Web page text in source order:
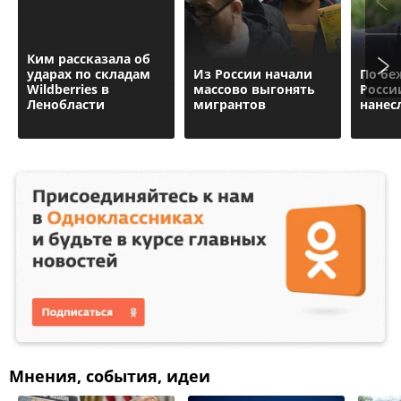
Ким рассказала об
ударах по складам
Wildberries в
Ленобласти
Из России начали
массово выгонять
мигрантов
По
Мнения, события, идеи